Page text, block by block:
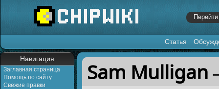
Статья
Навигация
Заглавная страница
Помощь по сайту
Свежие правки
Перейти к:навигация,поиск
Sam